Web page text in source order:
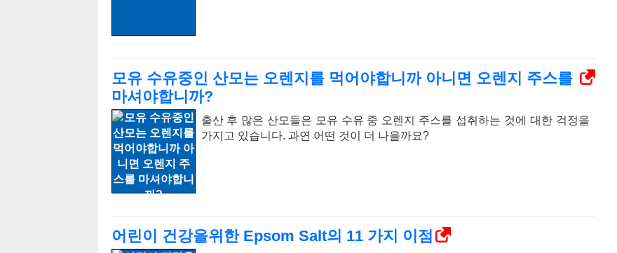
모유 수유중인 산모는 오렌지를 먹어야합니까 아니면 오렌지 주스를
마셔야합니까?
출산 후 많은 산모들은 모유 수유 중 오렌지 주스를 섭취하는 것에 대한 걱정을
가지고 있습니다. 과연 어떤 것이 더 나을까요?
어린이 건강을위한 Epsom Salt의 11 가지 이점